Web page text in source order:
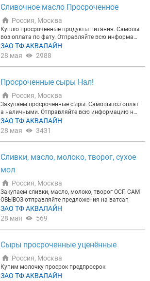
Сливочное масло Просроченное
Россия, Москва
Куплю просроченные продукты питания. Самовы
воз оплата по фату. Отправляйте всю информаци
ю на ватсап Алексей
ЗАО ТФ АКВАЛАЙН
28 мая
2988
Просроченные сыры Нал!
Россия, Москва
Закупаем просроченные сыры. Самовывоз оплат
а наличными. Отправляйте всю информацию на
ватсап Алексей
ЗАО ТФ АКВАЛАЙН
28 мая
3431
Сливки, масло, молоко, творог, сухое
мол
Россия, Москва
Закупаем сливки, масло, молоко, творог ОСГ. САМ
ОВЫВОЗ отправляйте предложения на ватсап
ЗАО ТФ АКВАЛАЙН
28 мая
569
Сыры просроченные уценённые
Россия, Москва
Купим молочку просрок предпросрок
ЗАО ТФ АКВАЛАЙН